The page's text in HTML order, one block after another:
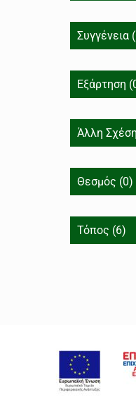
Συγγένεια
Εξάρτηση
Άλλη
Θεσμός (0)
Τόπος (6)